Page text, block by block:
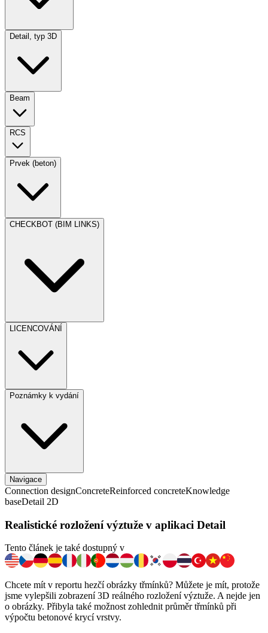
Detail, typ 3D
Beam
RCS
Prvek (beton)
CHECKBOT (BIM LINKS)
LICENCOVÁNÍ
Poznámky k vydání
Navigace
Connection designConcreteReinforced concreteKnowledge
baseDetail 2D
Realistické rozložení výztuže v aplikaci Detail
Tento článek je také dostupný v
Chcete mít v reportu hezčí obrázky třmínků? Můžete je mít, protože
jsme vylepšili zobrazení 3D reálného rozložení výztuže. A nejde jen
o obrázky. Přibyla také možnost zohlednit průměr třmínků při
výpočtu betonové krycí vrstvy.